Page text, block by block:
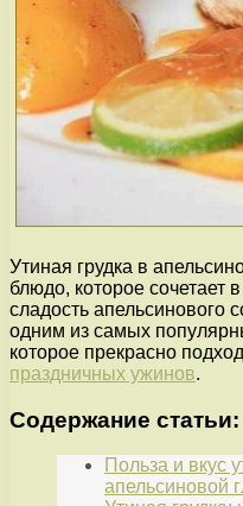
Утиная грудка в
блюдо, которое сочетает
сладость апельсинового
одним из самых
которое прекрасно
праздничных ужинов.
Содержание статьи:
Польза и вкус
апельсиновой